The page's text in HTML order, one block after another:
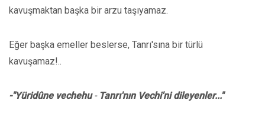
kavuşmaktan başka bir arzu taşıyamaz.
Eğer başka emeller beslerse, Tanrı'sına bir türlü
kavuşamaz!..
-"Yüridûne vechehu - Tanrı'nın Vechi'ni dileyenler..."